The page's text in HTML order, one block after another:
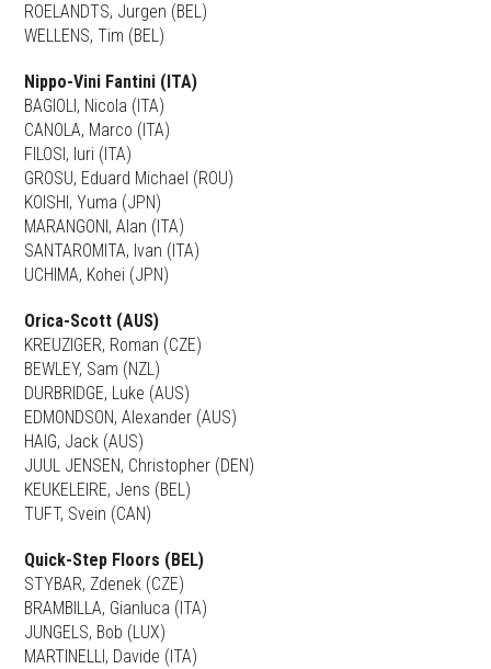
ROELANDTS, Jurgen (BEL)
WELLENS, Tim (BEL)
Nippo-Vini Fantini (ITA)
BAGIOLI, Nicola (ITA)
CANOLA, Marco (ITA)
FILOSI, Iuri (ITA)
GROSU, Eduard Michael (ROU)
KOISHI, Yuma (JPN)
MARANGONI, Alan (ITA)
SANTAROMITA, Ivan (ITA)
UCHIMA, Kohei (JPN)
Orica-Scott (AUS)
KREUZIGER, Roman (CZE)
BEWLEY, Sam (NZL)
DURBRIDGE, Luke (AUS)
EDMONDSON, Alexander (AUS)
HAIG, Jack (AUS)
JUUL JENSEN, Christopher (DEN)
KEUKELEIRE, Jens (BEL)
TUFT, Svein (CAN)
Quick-Step Floors (BEL)
STYBAR, Zdenek (CZE)
BRAMBILLA, Gianluca (ITA)
JUNGELS, Bob (LUX)
MARTINELLI, Davide (ITA)